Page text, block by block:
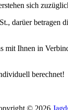
sich
darüer
mit Ihnen in
berechnet!
© 2026